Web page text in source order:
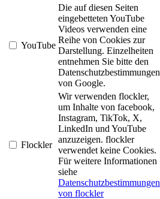
YouTube
Die auf diesen Seiten
eingebetteten YouTube
Videos verwenden eine
Reihe von Cookies zur
Darstellung. Einzelheiten
entnehmen Sie bitte den
Datenschutzbestimmungen
von Google.
Flockler
Wir verwenden flockler,
um Inhalte von facebook,
Instagram, TikTok, X,
LinkedIn und YouTube
anzuzeigen. flockler
verwendet keine Cookies.
Für weitere Informationen
siehe
Datenschutzbestimmungen
von flockler